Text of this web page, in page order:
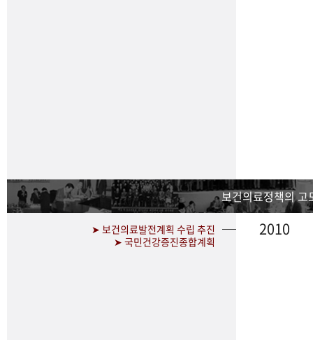
보건의료정책의 고
➤ 보건의료발전계획 수립 추진
➤ 국민건강증진종합계획
2010